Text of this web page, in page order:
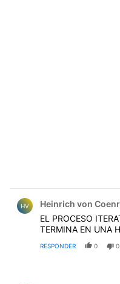
HV Heinrich von
EL PROCESO
TERMINA EN UNA
RESPONDER 0 0